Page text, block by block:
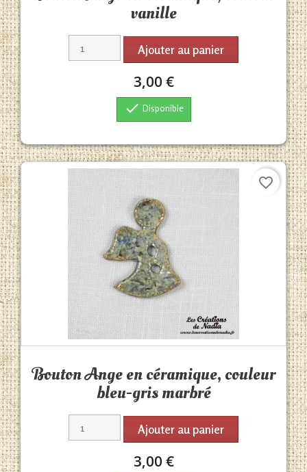
vanille
Ajouter au panier
3,00 €
 Disponible
Bouton Ange en céramique, couleur
bleu-gris marbré
Ajouter au panier
3,00 €
favorite_border